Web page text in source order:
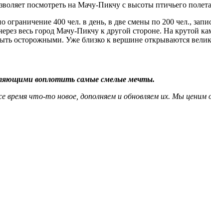
посмотреть на Мачу-Пикчу с высоты птичьего
ограничение 400 чел. в день, в две смены по 200 чел.,
весь город Мачу-Пикчу к другой стороне. На крутой
осторожными. Уже близко к вершине открываются
воплотить самые смелые мечты.
время что-то новое, дополняем и обновляем их. Мы